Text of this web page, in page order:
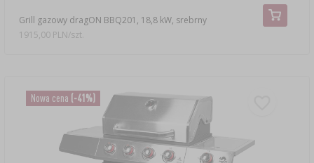
Grill gazowy dragON BBQ201, 18,8 kW, srebrny
1915,00 PLN/szt.
Nowa cena (-41%)